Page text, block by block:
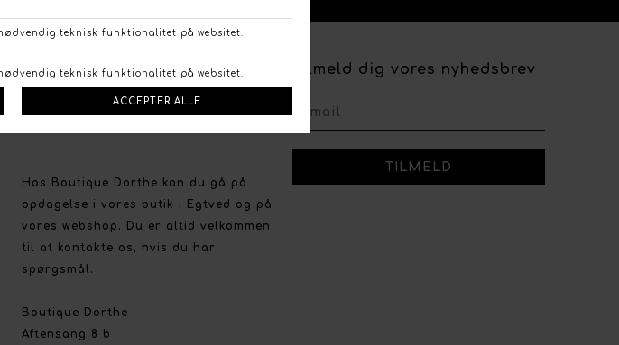
Kundeservice
Vi vil gerne give dig en god shopping
oplevelse
Hos Boutique Dorthe kan du gå på
opdagelse i vores butik i Egtved og på
vores webshop. Du er altid velkommen
til at kontakte os, hvis du har
spørgsmål.
Boutique Dorthe
Aftensang 8 b
Tilmeld dig vores nyhedsbrev